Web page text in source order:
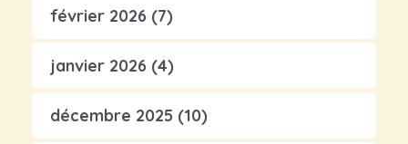
février 2026 (7)
janvier 2026 (4)
décembre 2025 (10)